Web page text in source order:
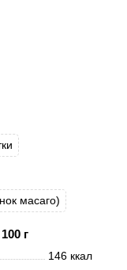
масаго)
г
146 ккал